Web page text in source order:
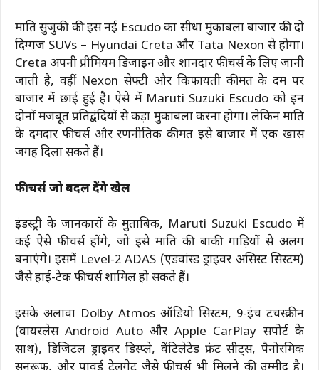
मारुति सुजुकी की इस नई Escudo का सीधा मुकाबला बाजार की दो
दिग्गज SUVs – Hyundai Creta और Tata Nexon से होगा।
Creta अपनी प्रीमियम डिजाइन और शानदार फीचर्स के लिए जानी
जाती है, वहीं Nexon सेफ्टी और किफायती कीमत के दम पर
बाजार में छाई हुई है। ऐसे में Maruti Suzuki Escudo को इन
दोनों मजबूत प्रतिद्वंदियों से कड़ा मुकाबला करना होगा। लेकिन मारुति
के दमदार फीचर्स और रणनीतिक कीमत इसे बाजार में एक खास
जगह दिला सकते हैं।
फीचर्स जो बदल देंगे खेल
इंडस्ट्री के जानकारों के मुताबिक, Maruti Suzuki Escudo में
कई ऐसे फीचर्स होंगे, जो इसे मारुति की बाकी गाड़ियों से अलग
बनाएंगे। इसमें Level-2 ADAS (एडवांस्ड ड्राइवर असिस्ट सिस्टम)
जैसे हाई-टेक फीचर्स शामिल हो सकते हैं।
इसके अलावा Dolby Atmos ऑडियो सिस्टम, 9-इंच टचस्क्रीन
(वायरलेस Android Auto और Apple CarPlay सपोर्ट के
साथ), डिजिटल ड्राइवर डिस्प्ले, वेंटिलेटेड फ्रंट सीट्स, पैनोरमिक